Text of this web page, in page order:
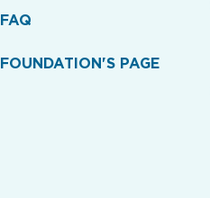
FAQ
FOUNDATION'S PAGE